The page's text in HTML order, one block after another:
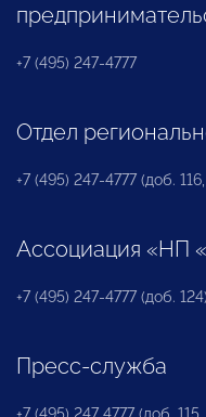
+7 (495) 247-4777
Отдел
+7 (495) 247-4777 (доб. 116,
Ассоциация «НП
+7 (495) 247-4777 (доб. 124)
Пресс-служба